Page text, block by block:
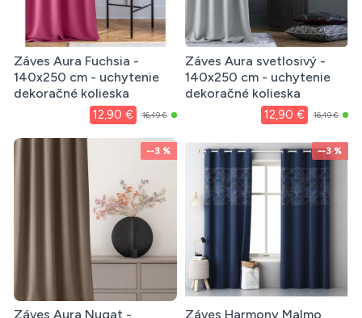
Záves Aura Fuchsia -
140x250 cm - uchytenie
dekoračné kolieska
12,90 € 16,49 €
Záves Aura svetlosivý -
140x250 cm - uchytenie
dekoračné kolieska
12,90 € 16,49 €
--3 %
Záves Aura Nugat -
--3 %
Záves Harmony Malmo